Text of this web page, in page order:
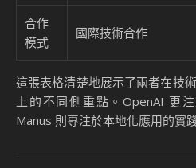
合作
模式
國際技術合作
這張表格清楚地展示了兩者在技
上的不同側重點。OpenAI 更
Manus 則專注於本地化應用的實